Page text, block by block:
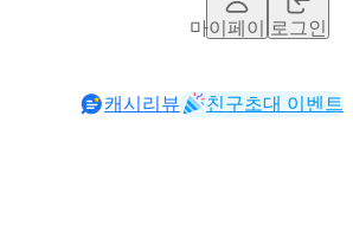
마이페이지로그인
캐시리뷰 친구초대 이벤트